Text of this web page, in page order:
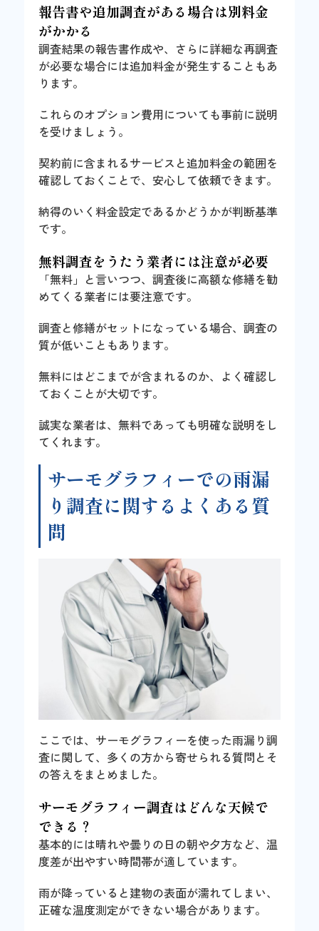
報告書や追加調査がある場合は別料金
がかかる
調査結果の報告書作成や、さらに詳細な再調査
が必要な場合には追加料金が発生することもあ
ります。
これらのオプション費用についても事前に説明
を受けましょう。
契約前に含まれるサービスと追加料金の範囲を
確認しておくことで、安心して依頼できます。
納得のいく料金設定であるかどうかが判断基準
です。
無料調査をうたう業者には注意が必要
「無料」と言いつつ、調査後に高額な修繕を勧
めてくる業者には要注意です。
調査と修繕がセットになっている場合、調査の
質が低いこともあります。
無料にはどこまでが含まれるのか、よく確認し
ておくことが大切です。
誠実な業者は、無料であっても明確な説明をし
てくれます。
サーモグラフィーでの雨漏
り調査に関するよくある質
問
ここでは、サーモグラフィーを使った雨漏り調
査に関して、多くの方から寄せられる質問とそ
の答えをまとめました。
サーモグラフィー調査はどんな天候で
できる？
基本的には晴れや曇りの日の朝や夕方など、温
度差が出やすい時間帯が適しています。
雨が降っていると建物の表面が濡れてしまい、
正確な温度測定ができない場合があります。